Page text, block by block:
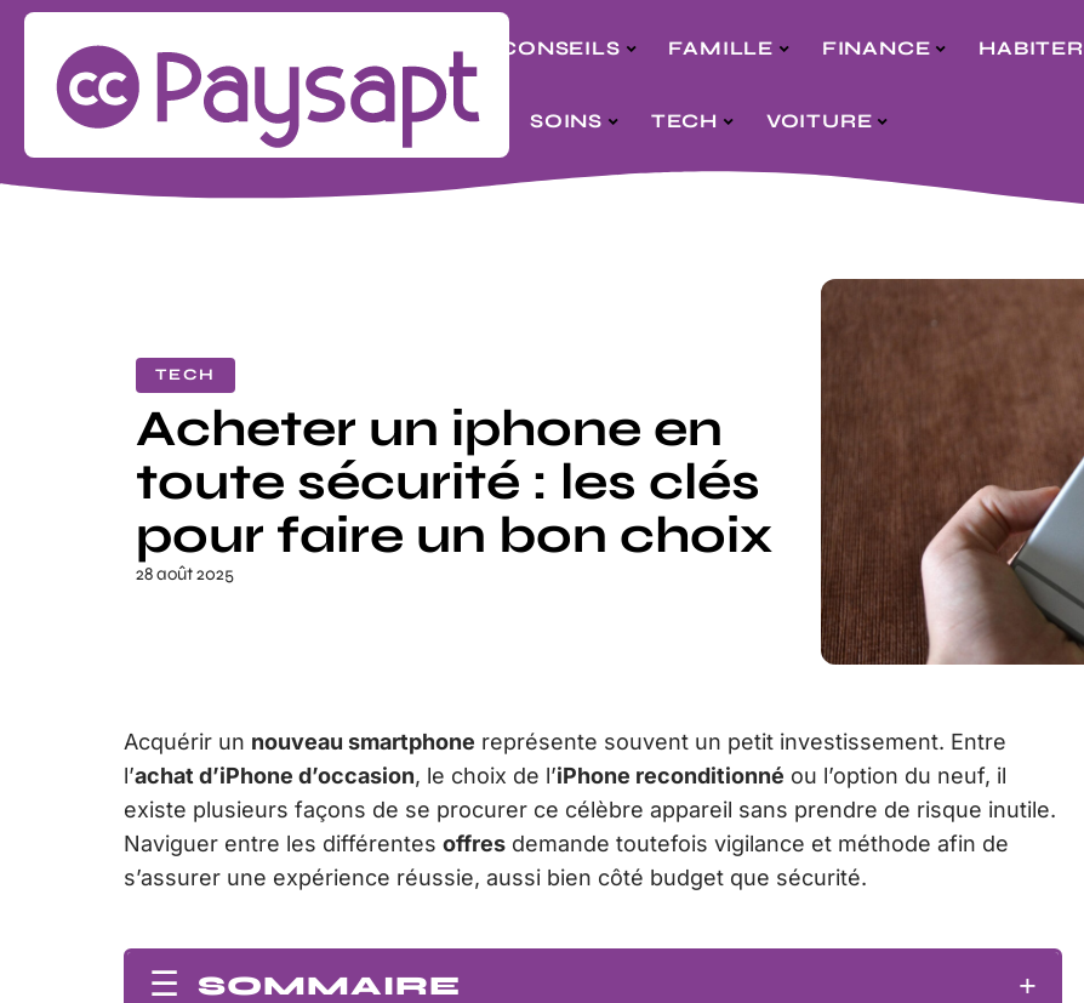
CONSEILS FAMILLE FINANCE HABITER
LOOK SOINS TECH VOITURE
TECH
Acheter un iphone en
toute sécurité : les clés
pour faire un bon choix
28 août 2025
Acquérir un nouveau smartphone représente souvent un petit investissement. Entre
l’achat d’iPhone d’occasion, le choix de l’iPhone reconditionné ou l’option du neuf, il
existe plusieurs façons de se procurer ce célèbre appareil sans prendre de risque inutile.
Naviguer entre les différentes offres demande toutefois vigilance et méthode afin de
s’assurer une expérience réussie, aussi bien côté budget que sécurité.
SOMMAIRE